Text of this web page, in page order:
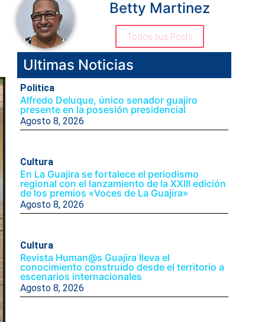
Betty Martinez
Todos sus Posts
Ultimas Noticias
Politica
Alfredo Deluque, único senador guajiro
presente en la posesión presidencial
Agosto 8, 2026
Cultura
En La Guajira se fortalece el periodismo
regional con el lanzamiento de la XXIII edición
de los premios «Voces de La Guajira»
Agosto 8, 2026
Cultura
Revista Human@s Guajira lleva el
conocimiento construido desde el territorio a
escenarios internacionales
Agosto 8, 2026